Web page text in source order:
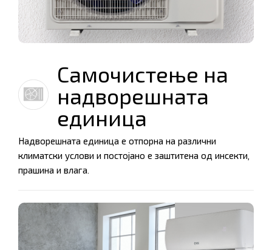
Самочистење на
надворешната
единица
Надворешната единица е отпорна на различни
климатски услови и постојано е заштитена од инсекти,
прашина и влага.